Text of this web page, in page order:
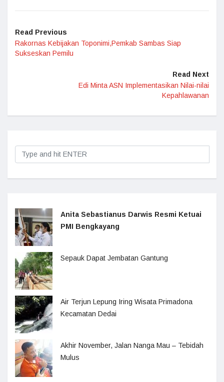
Read Previous
Rakornas Kebijakan Toponimi,Pemkab Sambas Siap
Sukseskan Pemilu
Read Next
Edi Minta ASN Implementasikan Nilai-nilai
Kepahlawanan
Anita Sebastianus Darwis Resmi Ketuai
PMI Bengkayang
Sepauk Dapat Jembatan Gantung
Air Terjun Lepung Iring Wisata Primadona
Kecamatan Dedai
Akhir November, Jalan Nanga Mau – Tebidah
Mulus